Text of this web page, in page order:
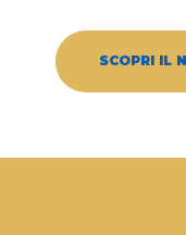
SCOPRI IL